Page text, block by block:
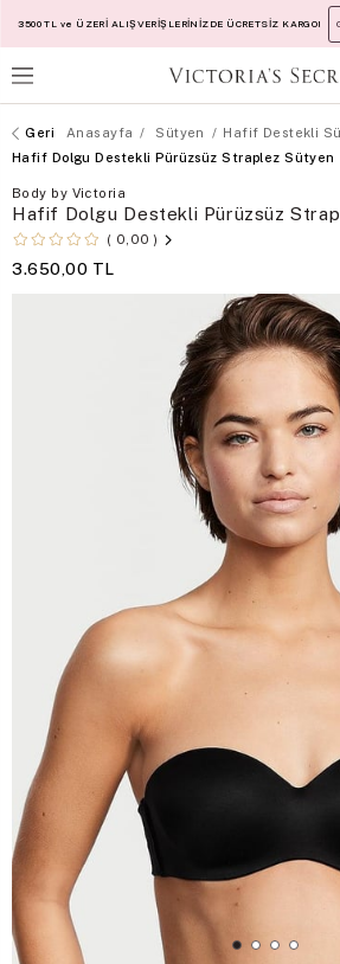
3500 TL ve ÜZERİ ALIŞVERİŞLERİNİZDE ÜCRETSİZ KARGO!
Anasayfa Sütyen
Hafif Destekli
Hafif Dolgu Destekli Pürüzsüz Straplez Sütyen
Body by Victoria
Hafif Dolgu Destekli Pürüzsüz
0,00
3.650,00 TL